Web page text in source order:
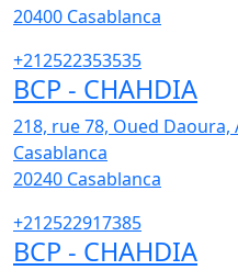
20400 Casablanca
+212522353535
BCP - CHAHDIA
218, rue 78, Oued Daoura,
Casablanca
20240 Casablanca
+212522917385
BCP - CHAHDIA